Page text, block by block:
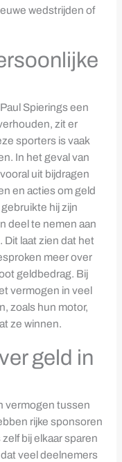
wedstrijden of
Spierings een
zit er
sporters is vaak
In het geval van
uit bijdragen
en acties om geld
hij zijn
deel te nemen aan
laat zien dat het
meer over
geldbedrag. Bij
vermogen in veel
zoals hun motor,
ze winnen.
geld in
vermogen tussen
rijke sponsoren
bij elkaar sparen
dat veel deelnemers